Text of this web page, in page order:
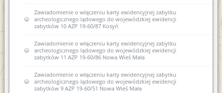
Zawiadomienie o włączeniu karty ewidencyjnej zabytku
archeologicznego lądowego do wojewódzkiej ewidencji
zabytków 10 AZP 19-60/87 Kosyń
Zawiadomienie o włączeniu karty ewidencyjnej zabytku
archeologicznego lądowego do wojewódzkiej ewidencji
zabytków 11 AZP 19-60/86 Nowa Wieś Mała
Zawiadomienie o włączeniu karty ewidencyjnej zabytku
archeologicznego lądowego do wojewódzkiej ewidencji
zabytków 9 AZP 19-60/51 Nowa Wieś Mała